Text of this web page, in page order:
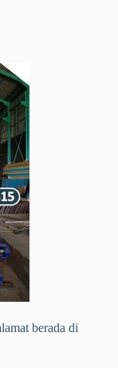
berada di